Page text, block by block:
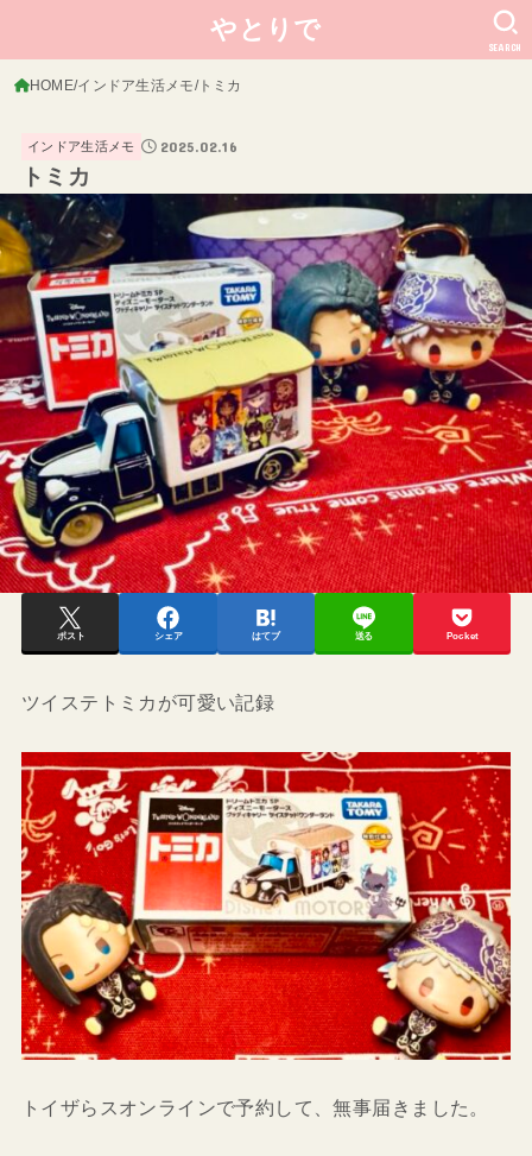
やとりで
SEARCH
HOME インドア生活メモ トミカ
インドア生活メモ 2025.02.16
トミカ
ポスト シェア はてブ 送る Pocket
ツイステトミカが可愛い記録
トイザらスオンラインで予約して、無事届きました。